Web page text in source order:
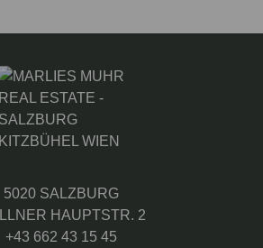
5020 SALZBURG
HAUPTSTR. 2
+43 662 43 15 45